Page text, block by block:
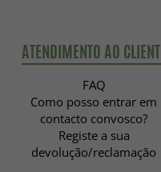
ATENDIMENTO AO
FAQ
Como posso entrar em
contacto convosco?
Registe a sua
devolução/reclamação